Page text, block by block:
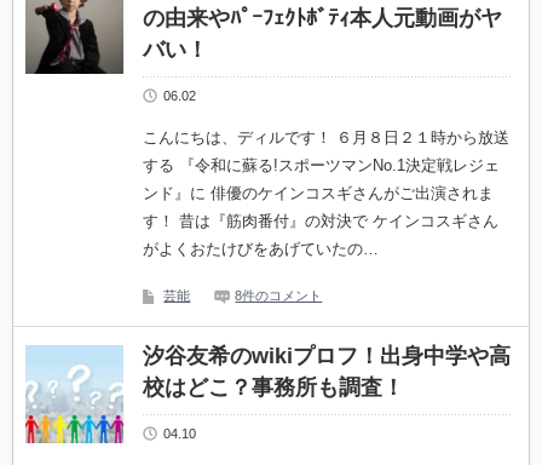
の由来やﾊﾟｰﾌｪｸﾄﾎﾞﾃｨ本人元動画がヤ
バい！
06.02
こんにちは、ディルです！ ６月８日２１時から放送
する 『令和に蘇る!スポーツマンNo.1決定戦レジェ
ンド』に 俳優のケインコスギさんがご出演されま
す！ 昔は『筋肉番付』の対決で ケインコスギさん
がよくおたけびをあげていたの…
芸能 8件のコメント
汐谷友希のwikiプロフ！出身中学や高
校はどこ？事務所も調査！
04.10